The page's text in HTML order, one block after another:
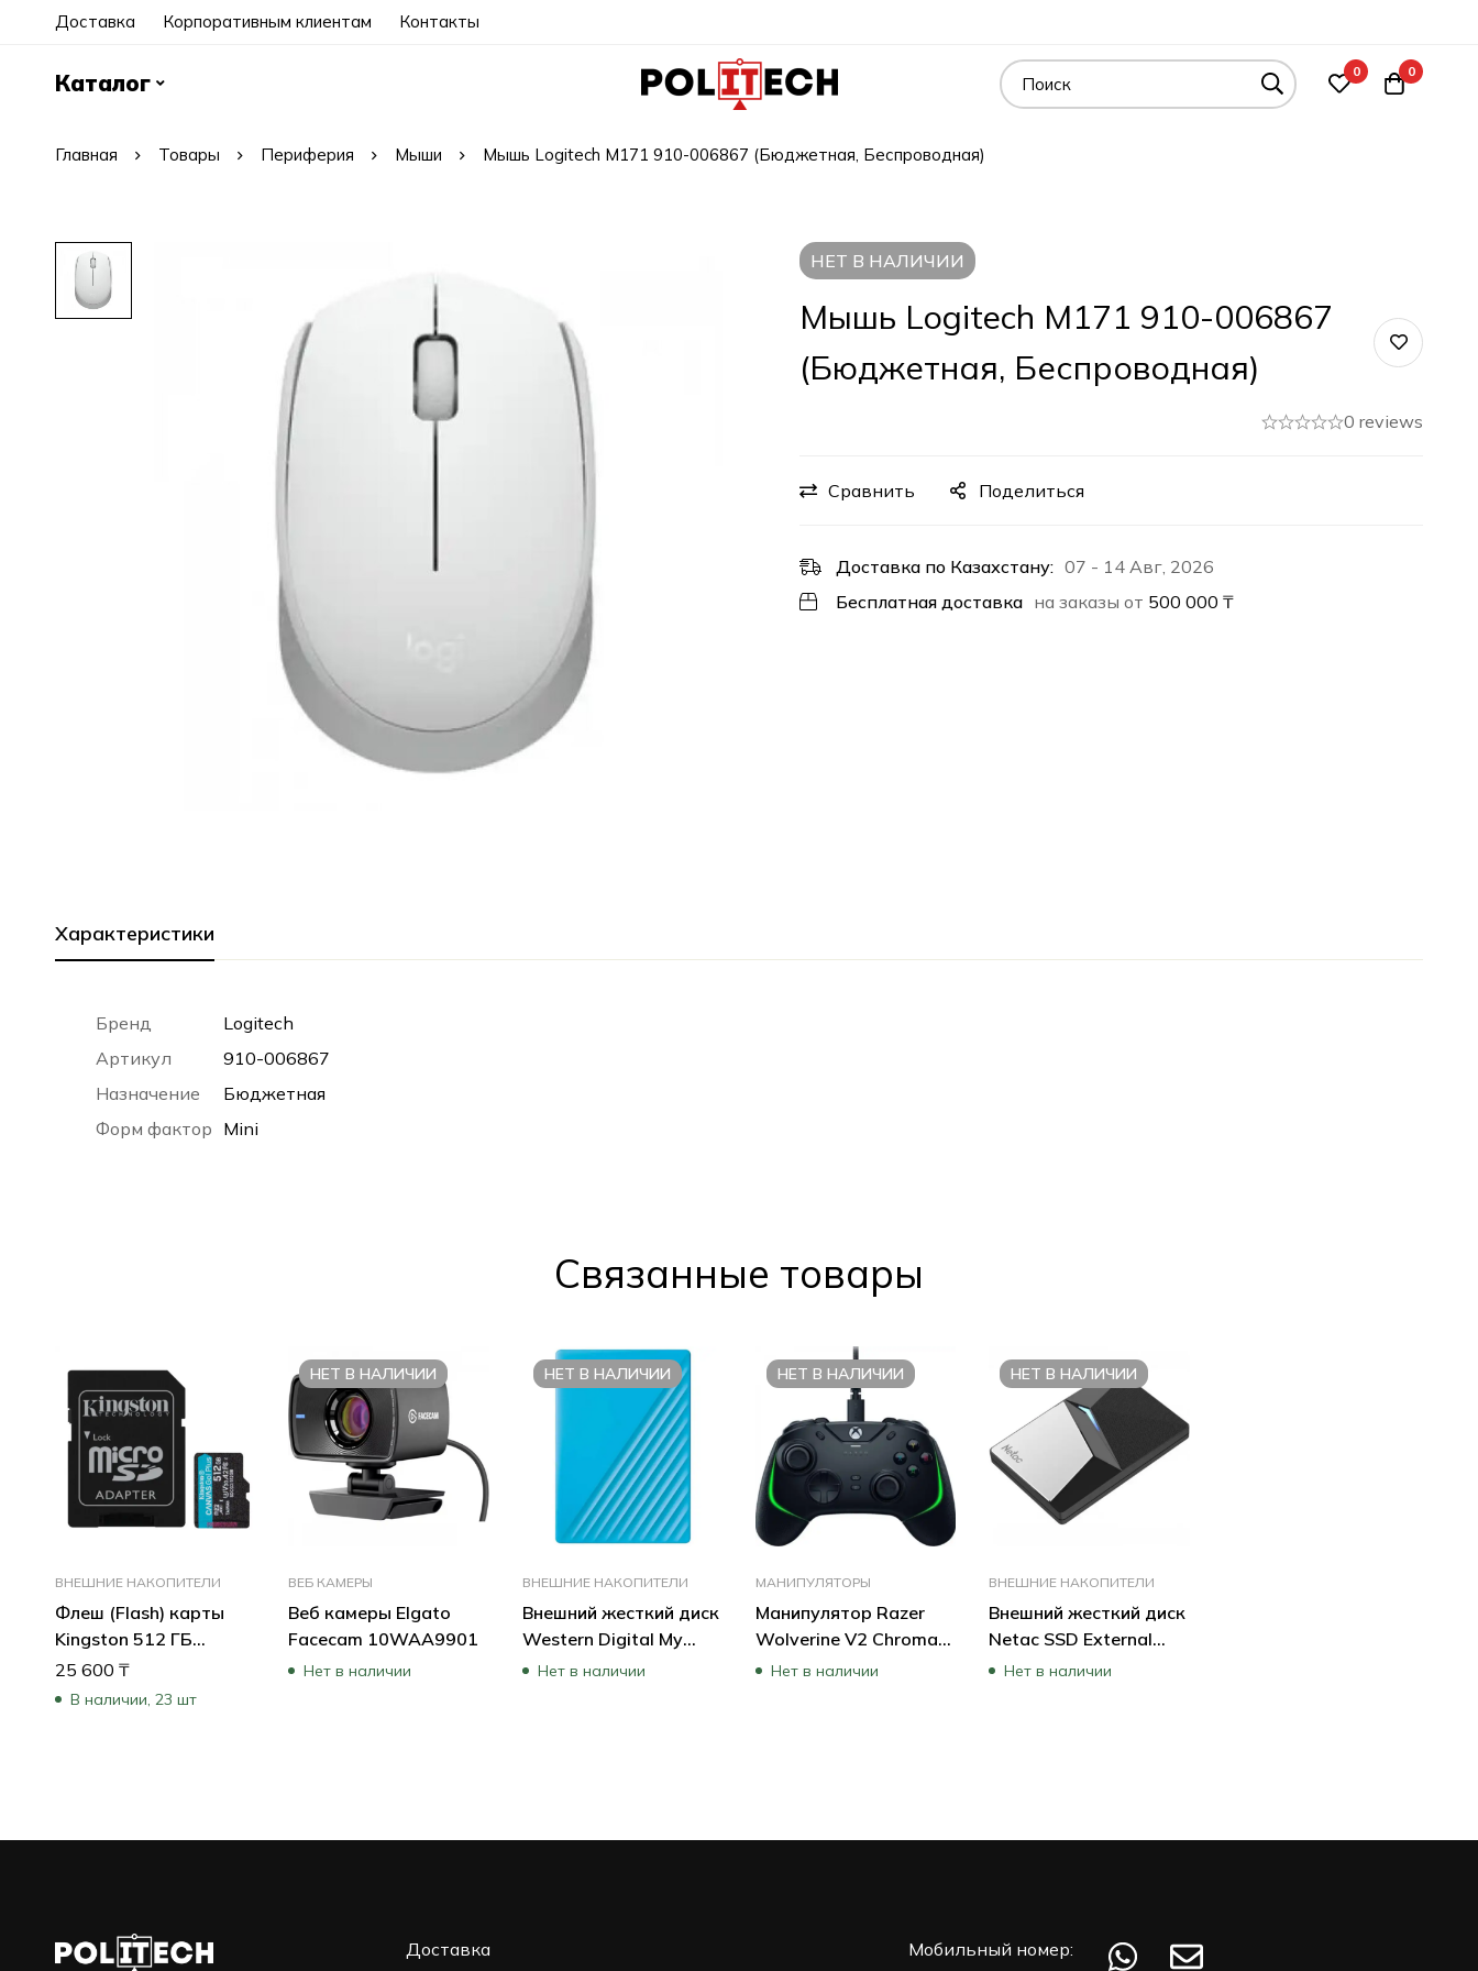
Доставка Корпоративным клиентам Контакты
Каталог 0 0
Главная Товары Периферия Мыши Мышь Logitech M171 910-006867 (Бюджетная, Беспроводная)
НЕТ В НАЛИЧИИ
Мышь Logitech M171 910-006867
(Бюджетная, Беспроводная)
0 reviews
Сравнить Поделиться
Доставка по Казахстану: 07 - 14 Авг, 2026
Бесплатная доставка на заказы от 500 000 ₸
Характеристики
Бренд
Logitech
Артикул
910-006867
Назначение
Бюджетная
Форм фактор Mini
Cвязанные товары
ВНЕШНИЕ НАКОПИТЕЛИ
Флеш (Flash) карты
Kingston 512 ГБ
SDCG3/512GB (512 ГБ)
25 600 ₸
В наличии, 23 шт
НЕТ В НАЛИЧИИ
ВЕБ КАМЕРЫ
Веб камеры Elgato
Facecam 10WAA9901
Нет в наличии
НЕТ В НАЛИЧИИ
ВНЕШНИЕ НАКОПИТЕЛИ
Внешний жесткий диск
Western Digital My
Passport Portable Blue
Нет в наличии
НЕТ В НАЛИЧИИ
МАНИПУЛЯТОРЫ
Манипулятор Razer
Wolverine V2 Chroma
RZ06-04010100-R3M1
Нет в наличии
НЕТ В НАЛИЧИИ
ВНЕШНИЕ НАКОПИТЕЛИ
Внешний жесткий диск
Netac SSD External
Z7S NT01Z7S-480G-
Нет в наличии
Доставка
Мобильный номер: